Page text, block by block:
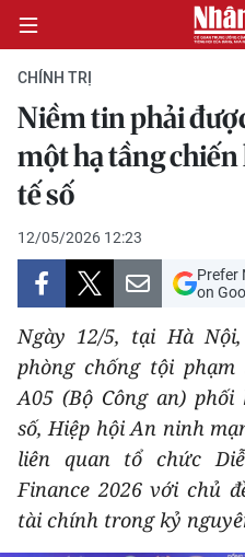
CHÍNH TRỊ
KINH TẾ
VĂN HÓA
XÃ HỘI
PHÁP LUẬT
DU LỊCH
THẾ GIỚI
THỂ THAO
CHÍNH TRỊ
Niềm tin phải
một hạ tầng
tế số
12/05/2026 12:23
Prefer
on
Ngày 12/5, tại Hà
phòng chống tội
A05 (Bộ Công an)
số, Hiệp hội An ninh
liên quan tổ chức
Finance 2026 với chủ
tài chính trong kỷ